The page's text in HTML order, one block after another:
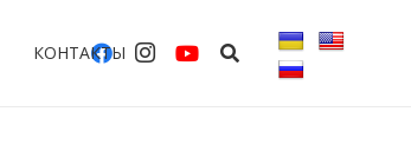
КОНТАКТЫ